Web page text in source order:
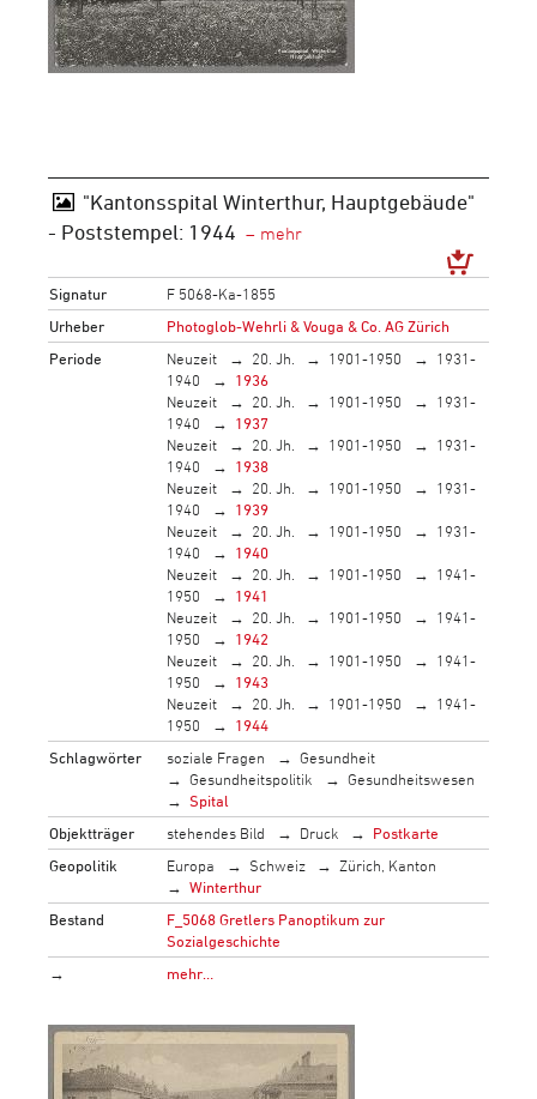
"Kantonsspital Winterthur, Hauptgebäude"
- Poststempel: 1944
Signatur
F 5068-Ka-1855
Urheber
Photoglob-Wehrli & Vouga & Co. AG Zürich
Periode
Neuzeit 20. Jh. 1901-1950
1931-
1940
1936
Neuzeit
20. Jh. 1901-1950
1931-
1940
1937
Neuzeit
20. Jh. 1901-1950
1931-
1940
1938
Neuzeit
20. Jh. 1901-1950
1931-
1940
1939
Neuzeit
20. Jh. 1901-1950
1931-
1940
1940
Neuzeit
20. Jh. 1901-1950
1941-
1950
1941
Neuzeit
20. Jh. 1901-1950
1941-
1950
1942
Neuzeit
20. Jh. 1901-1950
1941-
1950
1943
Neuzeit
20. Jh. 1901-1950
1941-
1950
1944
Schlagwörter
soziale Fragen
Gesundheit
Gesundheitspolitik
Gesundheitswesen
Spital
Objektträger
stehendes Bild Druck
Postkarte
Geopolitik
Europa Schweiz
Zürich, Kanton
Winterthur
Bestand
F_5068 Gretlers Panoptikum zur
Sozialgeschichte
→
mehr…